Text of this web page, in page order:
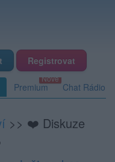
Registrovat
Premium Chat Rádio
>> ❤️ Diskuze